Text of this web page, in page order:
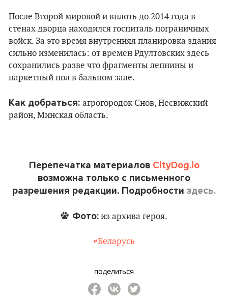
После Второй мировой и вплоть до 2014 года в
стенах дворца находился госпиталь пограничных
войск. За это время внутренняя планировка здания
сильно изменилась: от времен Рдултовских здесь
сохранились разве что фрагменты лепнины и
паркетный пол в бальном зале.
Как добраться: агрогородок Снов, Несвижский
район, Минская область.
Перепечатка материалов CityDog.io
возможна только с письменного
разрешения редакции. Подробности здесь.
Фото: из архива героя.
#Беларусь
поделиться